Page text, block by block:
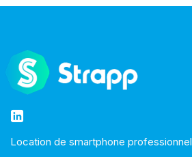
Location de smartphone professionnel